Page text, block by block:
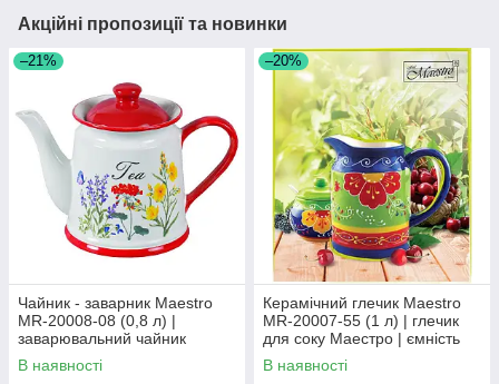
Акційні пропозиції та новинки
–21%
Чайник - заварник Maestro
MR-20008-08 (0,8 л) |
заварювальний чайник
Маестро | керамічний чайник
Маестро
В наявності
–20%
Керамічний глечик Maestro
MR-20007-55 (1 л) | глечик
для соку Маестро | ємність
для води Маестро
В наявності